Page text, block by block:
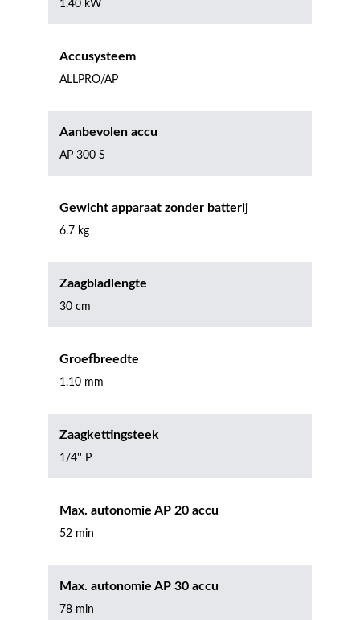
1.40 kW
Accusysteem
ALLPRO/AP
Aanbevolen accu
AP 300 S
Gewicht apparaat zonder batterij
6.7 kg
Zaagbladlengte
30 cm
Groefbreedte
1.10 mm
Zaagkettingsteek
1/4'' P
Max. autonomie AP 20 accu
52 min
Max. autonomie AP 30 accu
78 min